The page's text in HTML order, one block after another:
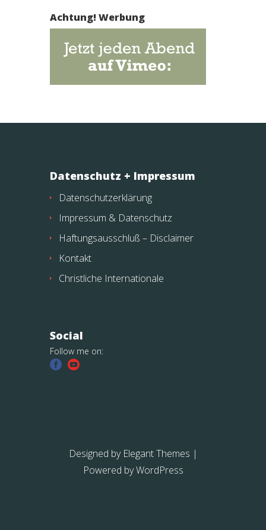
Achtung! Werbung
Datenschutz + Impressum
Datenschutzerklärung
Impressum & Datenschutz
Haftungsausschluß – Disclaimer
Kontakt
Christliche Internationale
Social
Follow me on:
Designed by Elegant Themes |
Powered byWordPress